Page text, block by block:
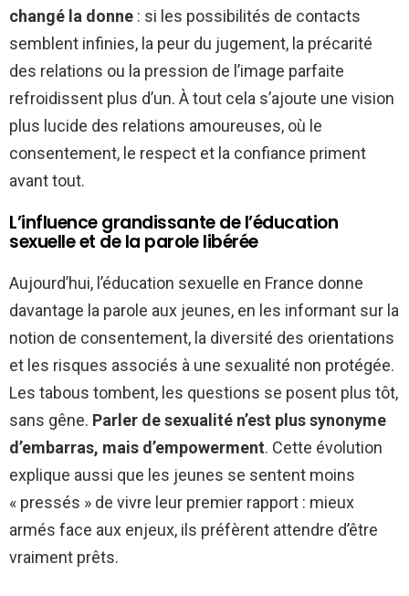
changé la donne : si les possibilités de contacts
semblent infinies, la peur du jugement, la précarité
des relations ou la pression de l’image parfaite
refroidissent plus d’un. À tout cela s’ajoute une vision
plus lucide des relations amoureuses, où le
consentement, le respect et la confiance priment
avant tout.
L’influence grandissante de l’éducation
sexuelle et de la parole libérée
Aujourd’hui, l’éducation sexuelle en France donne
davantage la parole aux jeunes, en les informant sur la
notion de consentement, la diversité des orientations
et les risques associés à une sexualité non protégée.
Les tabous tombent, les questions se posent plus tôt,
sans gêne. Parler de sexualité n’est plus synonyme
d’embarras, mais d’empowerment. Cette évolution
explique aussi que les jeunes se sentent moins
« pressés » de vivre leur premier rapport : mieux
armés face aux enjeux, ils préfèrent attendre d’être
vraiment prêts.